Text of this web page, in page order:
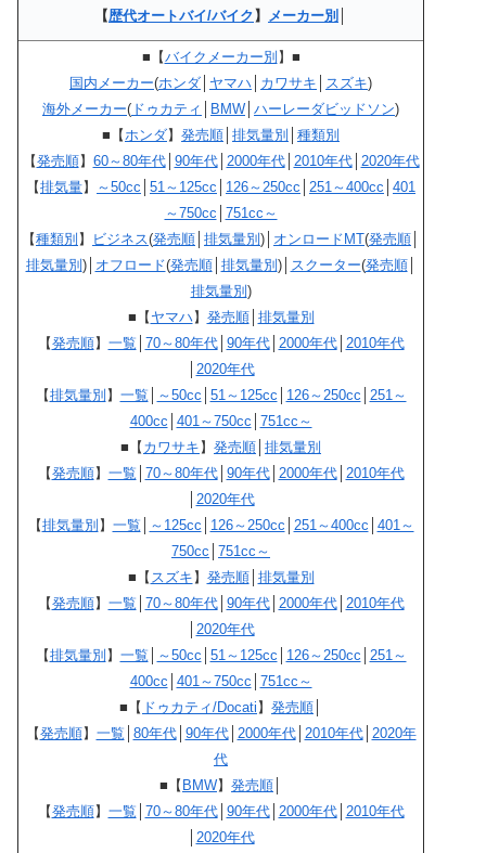
【歴代オートバイ/バイク】 メーカー別
■【バイクメーカー別】■
国内メーカー(ホンダ ヤマハ カワサキ スズキ)
海外メーカー( ドゥカティ BMW ハーレーダビッドソン)
■【ホンダ】 発売順 排気量別 種類別
【発売順】 60～80年代│ 90年代│ 2000年代│ 2010年代│ 2020年代
【排気量】 ～50cc 51～125cc 126～250cc 251～400cc 401
～750cc 751cc～
【種類別】 ビジネス(発売順 排気量別)│ オンロードMT(発売順
排気量別)│ オフロード(発売順│ 排気量別)│ スクーター(発売順│
排気量別)
■【ヤマハ】 発売順│ 排気量別
【発売順】 一覧 70～80年代│ 90年代│ 2000年代│ 2010年代
2020年代
【排気量別】 一覧 ～50cc 51～125cc 126～250cc
251～
400cc 401～750cc 751cc～
■【カワサキ】 発売順 排気量別
【発売順】 一覧 70～80年代│ 90年代│ 2000年代│ 2010年代
2020年代
【排気量別】 一覧 ～125cc 126～250cc 251～400cc 401～
750cc 751cc～
■【 スズキ】 発売順│ 排気量別
【発売順】 一覧 70～80年代│ 90年代│ 2000年代│ 2010年代
2020年代
【排気量別】 一覧 ～50cc 51～125cc 126～250cc
251～
400cc 401～750cc 751cc～
■【 ドゥカティ/Docati】 発売順
【発売順】 一覧 80年代│ 90年代│ 2000年代│ 2010年代│ 2020年
代
■【BMW】 発売順
【発売順】 一覧 70～80年代│ 90年代│ 2000年代│ 2010年代
2020年代